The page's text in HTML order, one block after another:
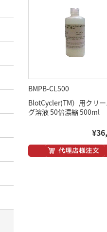
BMPB-CL500
BlotCycler(TM）用クリ
グ溶液 50倍濃縮 500ml